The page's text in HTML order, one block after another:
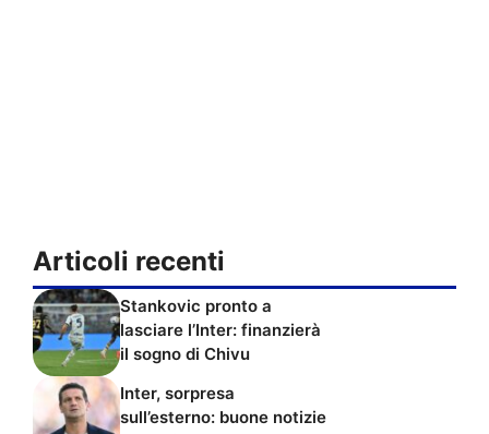
Articoli recenti
Stankovic pronto a
lasciare l’Inter: finanzierà
il sogno di Chivu
Inter, sorpresa
sull’esterno: buone notizie